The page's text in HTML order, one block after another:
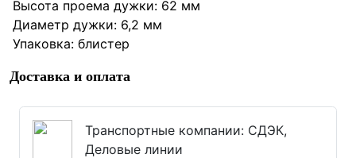
Высота проема дужки: 62 мм
Диаметр дужки: 6,2 мм
Упаковка: блистер
Доставка и оплата
Транспортные компании: СДЭК,
Деловые линии